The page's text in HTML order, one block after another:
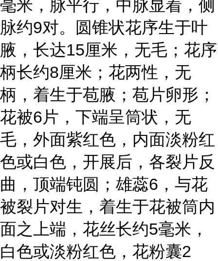
毫米，脉平行，中脉显着，侧
脉约9对。圆锥状花序生于叶
腋，长达15厘米，无毛；花序
柄长约8厘米；花两性，无
柄，着生于苞腋；苞片卵形；
花被6片，下端呈筒状，无
毛，外面紫红色，内面淡粉红
色或白色，开展后，各裂片反
曲，顶端钝圆；雄蕊6，与花
被裂片对生，着生于花被筒内
面之上端，花丝长约5毫米，
白色或淡粉红色，花粉囊2